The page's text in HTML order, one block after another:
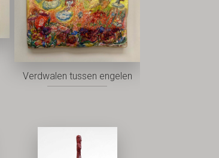
Verdwalen tussen engelen